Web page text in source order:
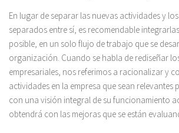
En lugar de separar las nuevas actividades y
separados entre sí, es recomendable
posible, en un solo flujo de trabajo que se
organización. Cuando se habla de rediseñar
empresariales, nos referimos a racionalizar y
actividades en la empresa que sean relevantes
con una visión integral de su funcionamiento
obtendrá con las mejoras que se están